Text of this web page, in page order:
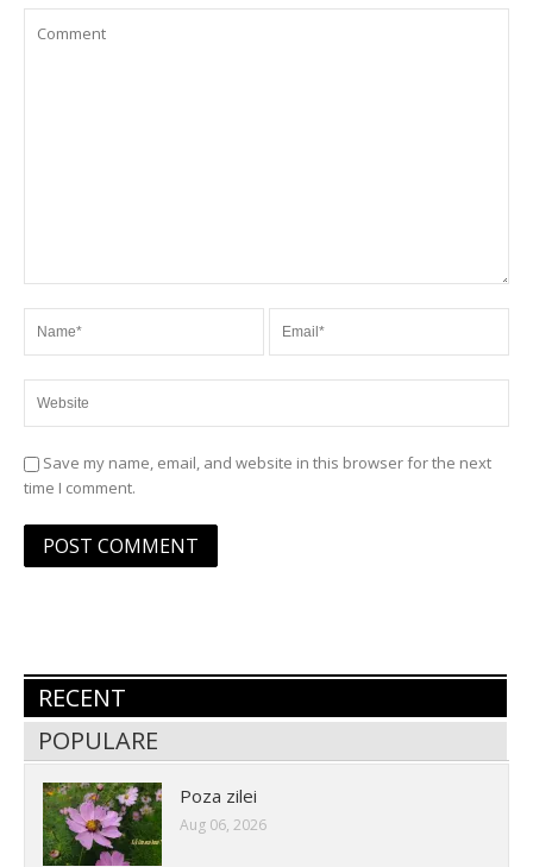
Save my name, email, and website in this browser for the next
time I comment.
RECENT
POPULARE
Poza zilei
Aug 06, 2026